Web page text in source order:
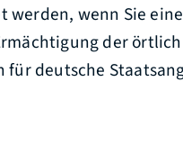
wenn Sie
der
für deutsche